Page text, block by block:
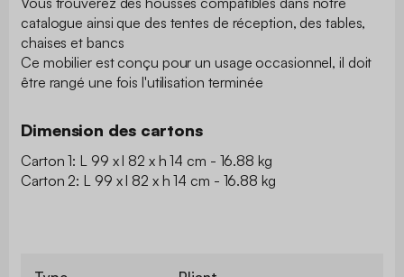
catalogue ainsi que des tentes de réception, des tables,
chaises et bancs
Ce mobilier est conçu pour un usage occasionnel, il doit
être rangé une fois l'utilisation terminée
Dimension des cartons
Carton 1: L 99 x l 82 x h 14 cm - 16.88 kg
Carton 2: L 99 x l 82 x h 14 cm - 16.88 kg